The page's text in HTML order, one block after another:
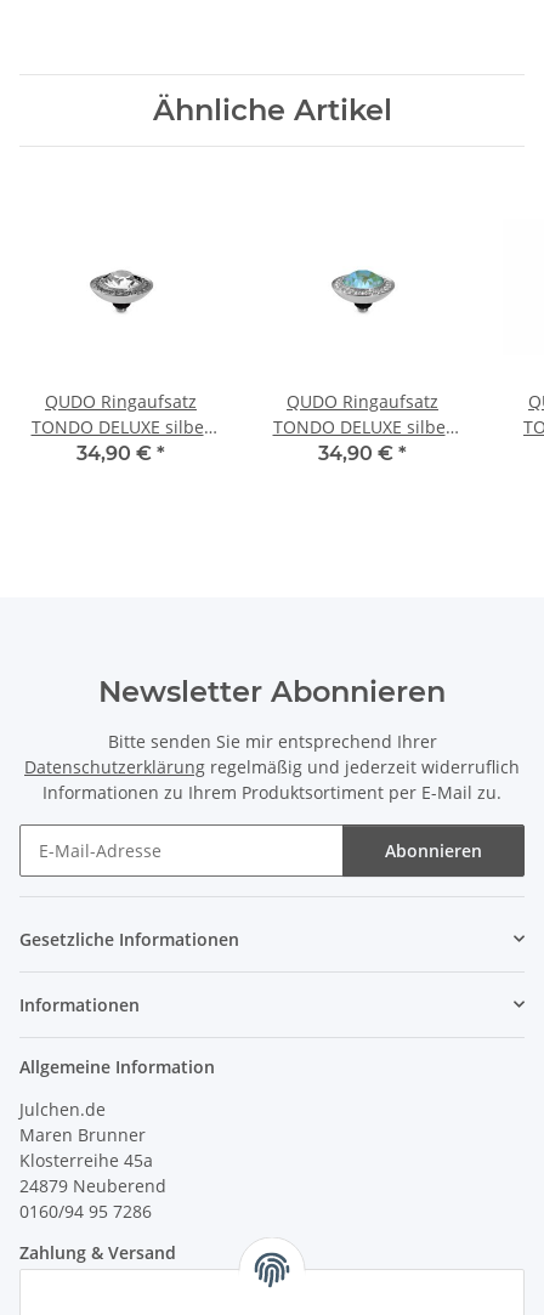
Ähnliche Artikel
QUDO Ringaufsatz
TONDO DELUXE silber
crystal
34,90 € *
QUDO Ringaufsatz
TONDO DELUXE silber
silky sage delite
34,90 € *
Newsletter Abonnieren
Bitte senden Sie mir entsprechend Ihrer
Datenschutzerklärung regelmäßig und jederzeit widerruflich
Informationen zu Ihrem Produktsortiment per E-Mail zu.
Abonnieren
Gesetzliche Informationen
Informationen
Allgemeine Information
Julchen.de
Maren Brunner
Klosterreihe 45a
24879 Neuberend
0160/94 95 7286
Zahlung & Versand